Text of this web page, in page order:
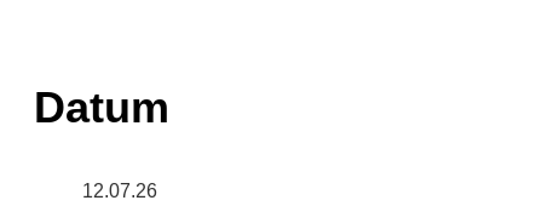
Datum
12.07.26